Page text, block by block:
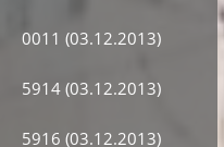
0011 (03.12.2013)
5914 (03.12.2013)
5916 (03.12.2013)